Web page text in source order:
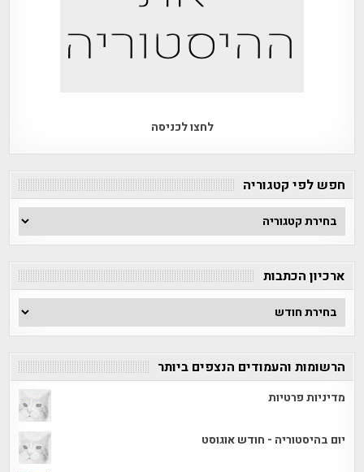
לחצו לכניסה
חפש לפי קטגוריה
חפש
לפי
קטגוריה
ארכיון הכתבות
ארכיון
הכתבות
הרשומות והעמודים הנצפים ביותר
מדיניות פרטיות
יום בהיסטוריה - חודש אוגוסט